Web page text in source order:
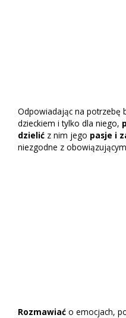
Odpowiadając na potrzebę
dzieckiem i tylko dla niego,
dzielić z nim jego pasje i
niezgodne z
Rozmawiać o emocjach,